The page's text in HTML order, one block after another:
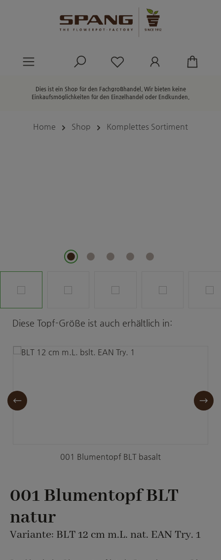
Du hast 0 Produkte
Dies ist ein Shop für den Fachgroßhandel. Wir bieten keine
Einkaufsmöglichkeiten für den Einzelhandel oder Endkunden.
Home Shop Komplettes Sortiment
Produktgalerie überspringen
Diese Topf-Größe ist auch erhältlich in:
001 Blumentopf BLT basalt
001 Blumentopf BLT
natur
Variante: BLT 12 cm m.L. nat. EAN Try. 1